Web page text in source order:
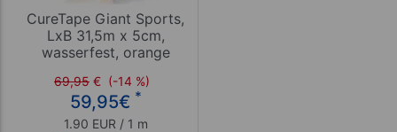
CureTape Giant Sports,
LxB 31,5m x 5cm,
wasserfest, orange
69,95 € (-14 %)
59,95€ *
1.90 EUR / 1 m